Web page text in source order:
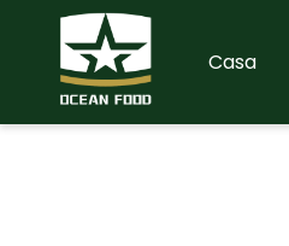
Casa